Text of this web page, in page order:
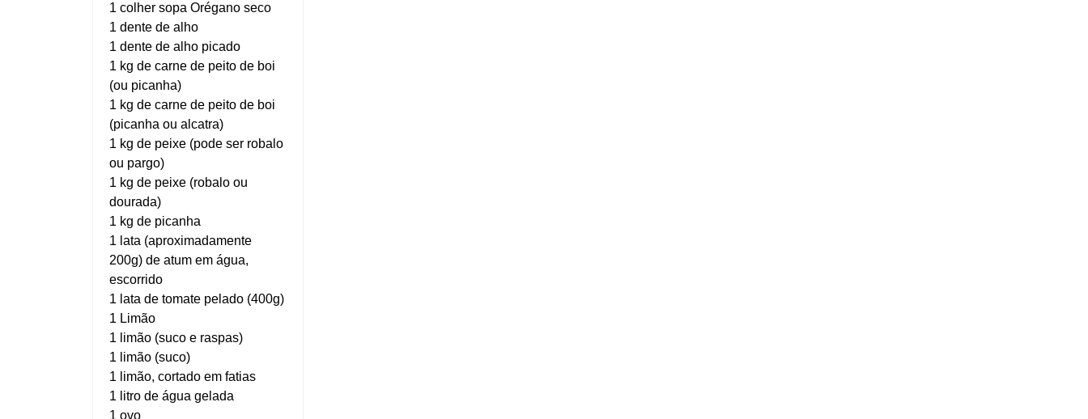
1 colher sopa Orégano seco
1 dente de alho
1 dente de alho picado
1 kg de carne de peito de boi
(ou picanha)
1 kg de carne de peito de boi
(picanha ou alcatra)
1 kg de peixe (pode ser robalo
ou pargo)
1 kg de peixe (robalo ou
dourada)
1 kg de picanha
1 lata (aproximadamente
200g) de atum em água,
escorrido
1 lata de tomate pelado (400g)
1 Limão
1 limão (suco e raspas)
1 limão (suco)
1 limão, cortado em fatias
1 litro de água gelada
1 ovo